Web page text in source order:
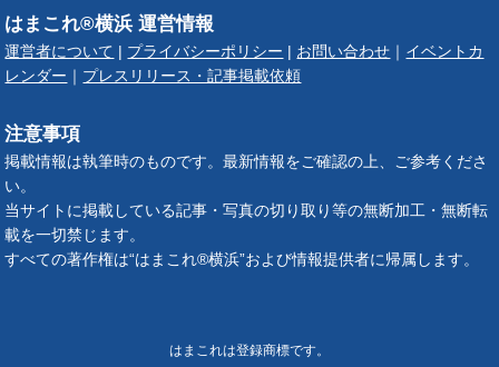
はまこれ®横浜 運営情報
運営者について | プライバシーポリシー | お問い合わせ ｜ イベントカ
レンダー ｜ プレスリリース・記事掲載依頼
注意事項
掲載情報は執筆時のものです。最新情報をご確認の上、ご参考くださ
い。
当サイトに掲載している記事・写真の切り取り等の無断加工・無断転
載を一切禁じます。
すべての著作権は“はまこれ®横浜”および情報提供者に帰属します。
はまこれは登録商標です。